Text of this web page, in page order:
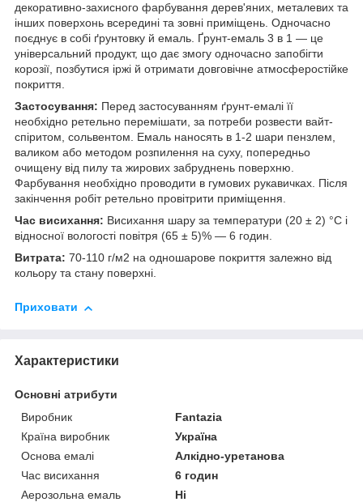
декоративно-захисного фарбування дерев'яних, металевих та
інших поверхонь всередині та зовні приміщень. Одночасно
поєднує в собі ґрунтовку й емаль. Ґрунт-емаль 3 в 1 — це
універсальний продукт, що дає змогу одночасно запобігти
корозії, позбутися іржі й отримати довговічне атмосферостійке
покриття.
Застосування: Перед застосуванням ґрунт-емалі її
необхідно ретельно перемішати, за потреби розвести вайт-
спіритом, сольвентом. Емаль наносять в 1-2 шари пензлем,
валиком або методом розпилення на суху, попередньо
очищену від пилу та жирових забруднень поверхню.
Фарбування необхідно проводити в гумових рукавичках. Після
закінчення робіт ретельно провітрити приміщення.
Час висихання: Висихання шару за температури (20 ± 2) °C і
відносної вологості повітря (65 ± 5)% — 6 годин.
Витрата: 70-110 г/м2 на одношарове покриття залежно від
кольору та стану поверхні.
Приховати
Характеристики
Основні атрибути
Виробник
Fantazia
Країна виробник
Україна
Основа емалі
Алкідно-уретанова
Час висихання
6 годин
Аерозольна емаль
Ні